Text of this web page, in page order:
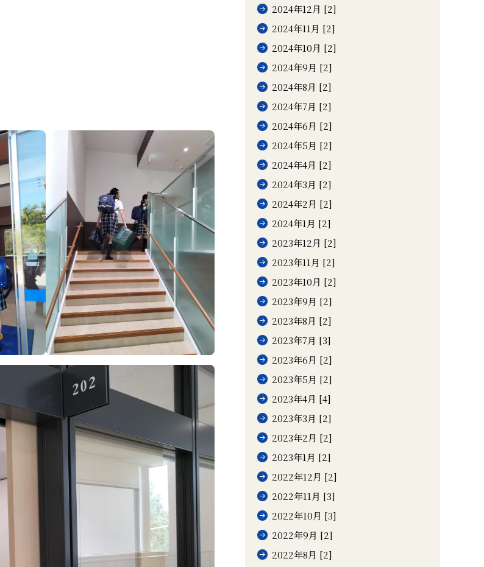
2024年12月 [2]
2024年11月 [2]
2024年10月 [2]
2024年9月 [2]
2024年8月 [2]
2024年7月 [2]
2024年6月 [2]
2024年5月 [2]
2024年4月 [2]
2024年3月 [2]
2024年2月 [2]
2024年1月 [2]
2023年12月 [2]
2023年11月 [2]
2023年10月 [2]
2023年9月 [2]
2023年8月 [2]
2023年7月 [3]
2023年6月 [2]
2023年5月 [2]
2023年4月 [4]
2023年3月 [2]
2023年2月 [2]
2023年1月 [2]
2022年12月 [2]
2022年11月 [3]
2022年10月 [3]
2022年9月 [2]
2022年8月 [2]